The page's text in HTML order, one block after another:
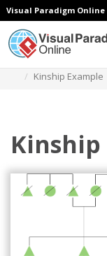
Visual Paradigm Online
Kinship Example
Kinship